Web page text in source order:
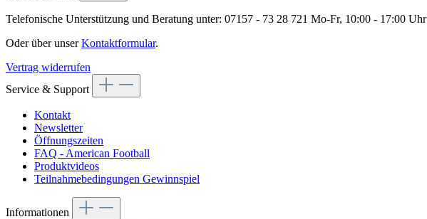
Telefonische Unterstützung und Beratung unter: 07157 - 73 28 721 Mo-Fr, 10:00 - 17:00 Uhr
Oder über unserKontaktformular.
Vertrag widerrufen
Service & Support
Kontakt
Newsletter
Öffnungszeiten
FAQ - American Football
Produktvideos
Teilnahmebedingungen Gewinnspiel
Informationen